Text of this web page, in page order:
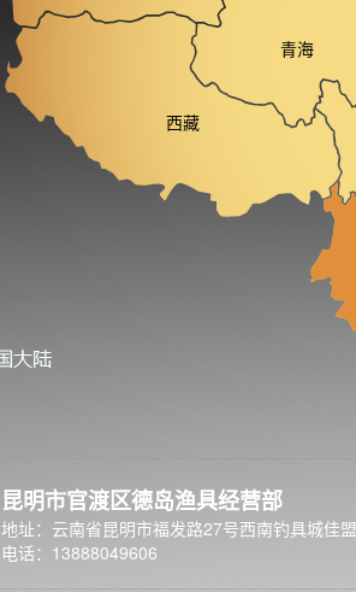
西藏
青海
昆明市官渡区德岛渔具经营部
地址：云南省昆明市福发路27号西南钓具城佳
电话：13888049606